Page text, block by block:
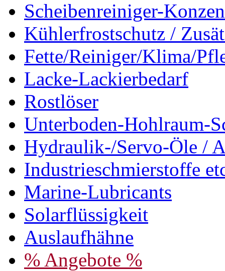
Scheibenreiniger-
Kühlerfrostschutz /
Fette/Reiniger/Klima/
Lacke-Lackierbedarf
Rostlöser
Unterboden-Hohlraum-
Hydraulik-/Servo-Öle /
Industrieschmierstoffe
Marine-Lubricants
Solarflüssigkeit
Auslaufhähne
% Angebote %